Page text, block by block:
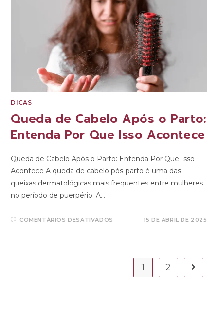
DICAS
Queda de Cabelo Após o Parto:
Entenda Por Que Isso Acontece
Queda de Cabelo Após o Parto: Entenda Por Que Isso
Acontece A queda de cabelo pós-parto é uma das
queixas dermatológicas mais frequentes entre mulheres
no período de puerpério. A…
COMENTÁRIOS DESATIVADOS 15 DE ABRIL DE 2025
1 2